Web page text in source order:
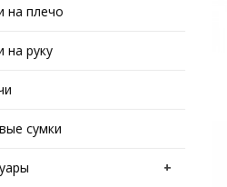
на плечо
на руку
сумки
+